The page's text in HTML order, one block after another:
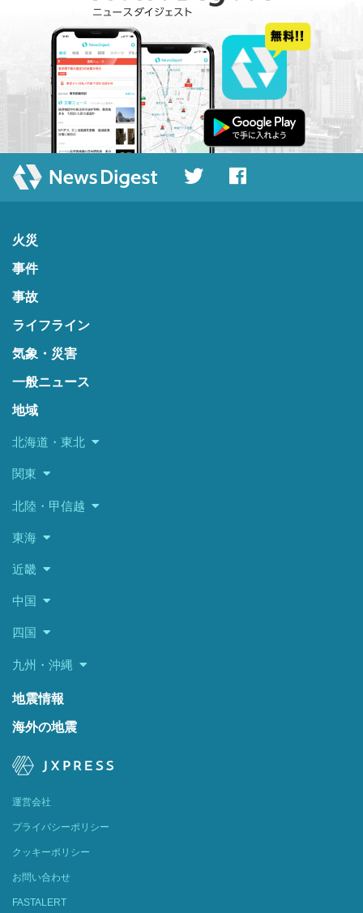
火災
事件
事故
ライフライン
気象・災害
一般ニュース
地域
北海道・東北
関東
北陸・甲信越
東海
近畿
中国
四国
九州・沖縄
地震情報
海外の地震
運営会社
プライバシーポリシー
クッキーポリシー
お問い合わせ
FASTALERT